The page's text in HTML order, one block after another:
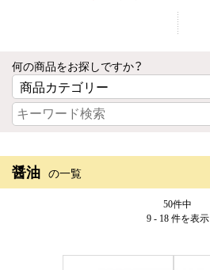
何の商品をお探しですか？
醤油 の一覧
50件中
9 - 18 件を表示